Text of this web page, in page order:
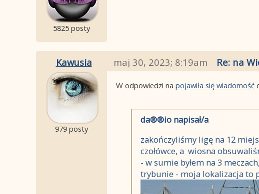
5825 posty
Kawusia maj 30, 2023; 8:19am Re: na
979 posty
W odpowiedzi napojawiła się wiadomość
da®®io napisał/a
zakończyliśmy ligę na 12
czołówce, a wiosna
- w sumie byłem na 3
trybunie - moja lokalizacja to